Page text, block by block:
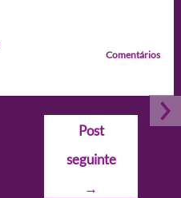
Comentários
Post
seguinte
→